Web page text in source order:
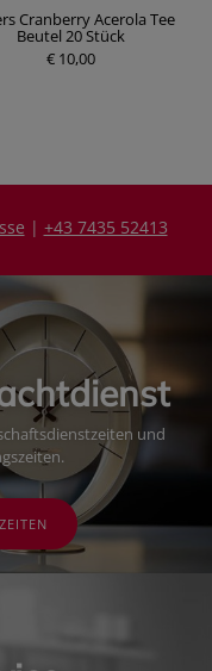
Cranberry Acerola Tee
Beutel 20 Stück
€ 10,00
| +43 7435 52413
und